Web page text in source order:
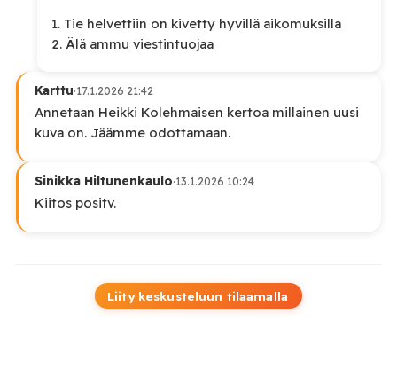
1. Tie helvettiin on kivetty hyvillä aikomuksilla
2. Älä ammu viestintuojaa
Karttu·17.1.2026 21:42
Annetaan Heikki Kolehmaisen kertoa millainen uusi
kuva on. Jäämme odottamaan.
Sinikka Hiltunenkaulo·13.1.2026 10:24
Kiitos positv.
Liity keskusteluun tilaamalla